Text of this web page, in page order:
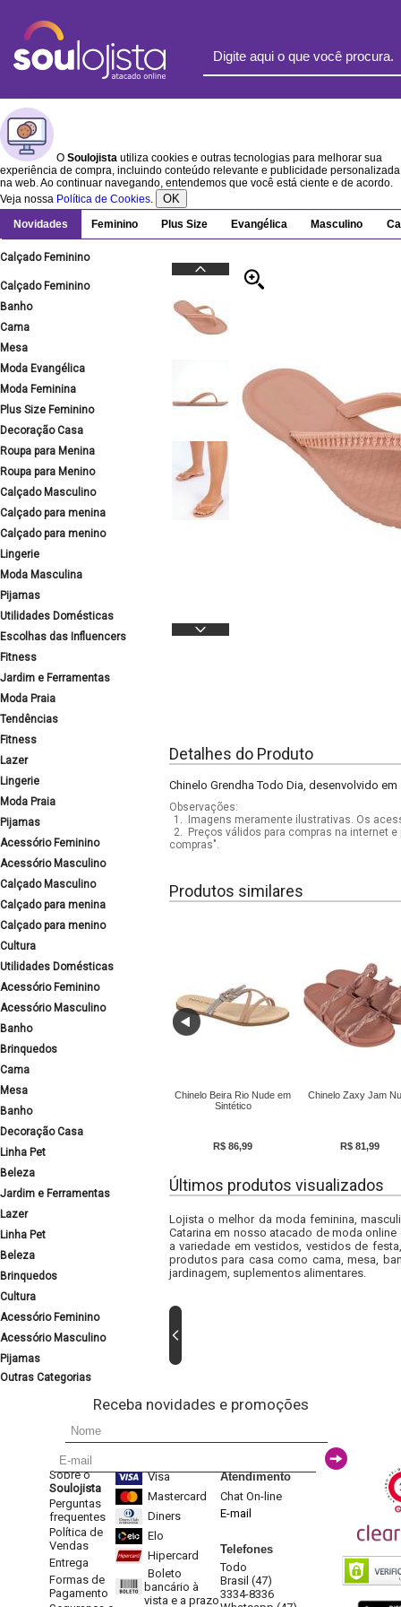
O Soulojista utiliza cookies e outras tecnologias para melhorar sua
experiência de compra, incluindo conteúdo relevante e publicidade personalizada
na web. Ao continuar navegando, entendemos que você está ciente e de acordo.
Veja nossa Política de Cookies. OK
Novidades Feminino Plus Size Evangélica Masculino
Calçado Feminino
Calçado Feminino
Banho
Cama
Mesa
Moda Evangélica
Moda Feminina
Plus Size Feminino
Decoração Casa
Roupa para Menina
Roupa para Menino
Calçado Masculino
Calçado para menina
Calçado para menino
Lingerie
Moda Masculina
Pijamas
Utilidades Domésticas
Escolhas das Influencers
Fitness
Jardim e Ferramentas
Moda Praia
Tendências
Fitness
Lazer
Lingerie
Moda Praia
Pijamas
Acessório Feminino
Acessório Masculino
Calçado Masculino
Calçado para menina
Calçado para menino
Cultura
Utilidades Domésticas
Acessório Feminino
Acessório Masculino
Banho
Brinquedos
Cama
Mesa
Banho
Decoração Casa
Linha Pet
Beleza
Jardim e Ferramentas
Lazer
Linha Pet
Beleza
Brinquedos
Cultura
Acessório Feminino
Acessório Masculino
Pijamas
Outras Categorias
Detalhes do Produto
Chinelo Grendha Todo Dia, desenvolvido
Observações:
1.
Imagens meramente ilustrativas. Os
2.
Preços válidos para compras na internet
compras".
Produtos similares
Chinelo Beira Rio Nude em
Sintético
R$ 86,99
Chinelo Zaxy Jam
R$ 81,99
Últimos produtos visualizados
Lojista o melhor da moda feminina,
Catarina em nosso atacado de moda
a variedade em vestidos, vestidos de
produtos para casa como cama, mesa,
jardinagem, suplementos alimentares.
Receba novidades e promoções
Sobre o
Soulojista
Perguntas
frequentes
Política de
Vendas
Entrega
Formas de
Pagamento
Visa
Mastercard
Diners
Elo
Hipercard
Boleto
bancário à
vista e a prazo
Atendimento
Chat On-line
E-mail
Telefones
Todo
Brasil (47)
3334-8336